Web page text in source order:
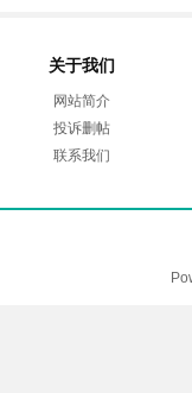
关于我们
网站简介
投诉删帖
联系我们